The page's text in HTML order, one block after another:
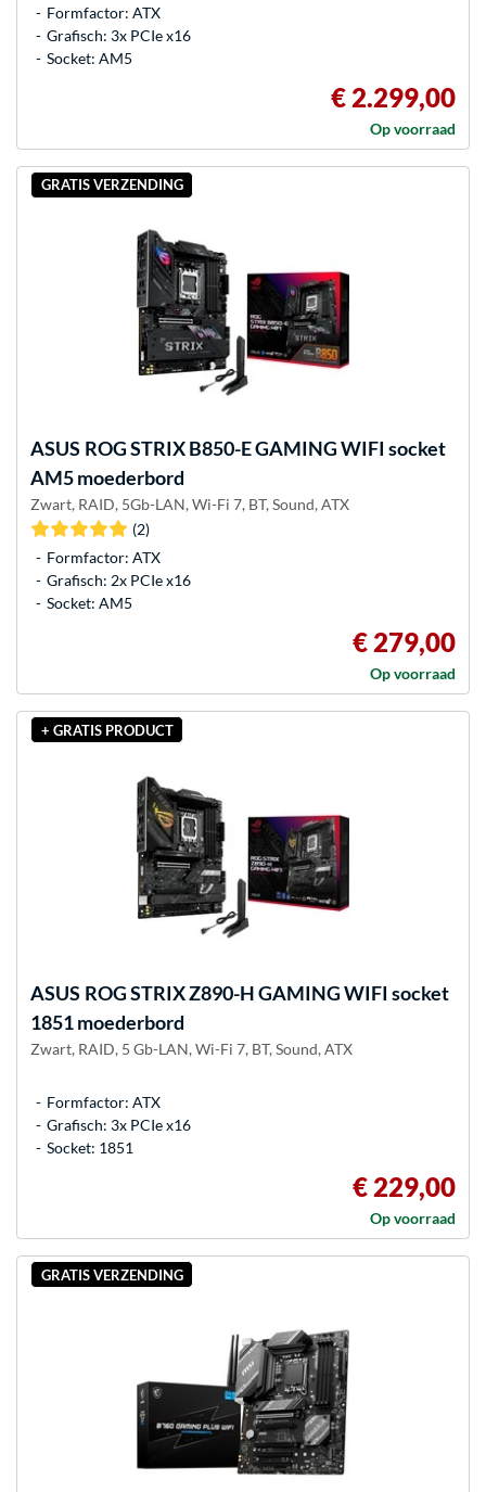
Formfactor: ATX
Grafisch: 3x PCIe x16
Socket: AM5
€ 2.299,00
Op voorraad
GRATIS VERZENDING
ASUS ROG STRIX B850-E GAMING WIFI socket
AM5 moederbord
Zwart, RAID, 5Gb-LAN, Wi-Fi 7, BT, Sound, ATX
(2)
Formfactor: ATX
Grafisch: 2x PCIe x16
Socket: AM5
€ 279,00
Op voorraad
+ GRATIS PRODUCT
ASUS ROG STRIX Z890-H GAMING WIFI socket
1851 moederbord
Zwart, RAID, 5 Gb-LAN, Wi-Fi 7, BT, Sound, ATX
Formfactor: ATX
Grafisch: 3x PCIe x16
Socket: 1851
€ 229,00
Op voorraad
GRATIS VERZENDING